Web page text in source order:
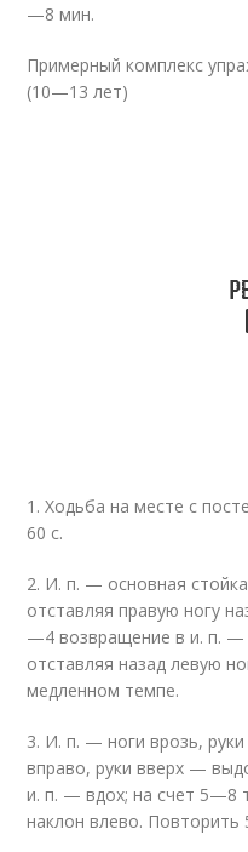
—8 мин.
Примерный комплекс
(10—13 лет)
1. Ходьба на месте с
60 с.
2. И. п. — основная
отставляя правую ногу
—4 возвращение в и. п.
отставляя назад левую
медленном темпе.
3. И. п. — ноги врозь,
вправо, руки вверх —
и. п. — вдох; на счет 5—8
наклон влево.